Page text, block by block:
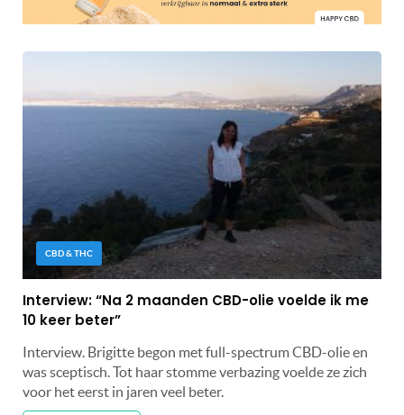
CBD & THC
Interview: “Na 2 maanden CBD-olie voelde ik me
10 keer beter”
Interview. Brigitte begon met full-spectrum CBD-olie en
was sceptisch. Tot haar stomme verbazing voelde ze zich
voor het eerst in jaren veel beter.